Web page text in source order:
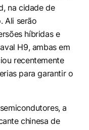
na cidade de
Ali serão
híbridas e
H9, ambas em
recentemente
para garantir o
a
chinesa de